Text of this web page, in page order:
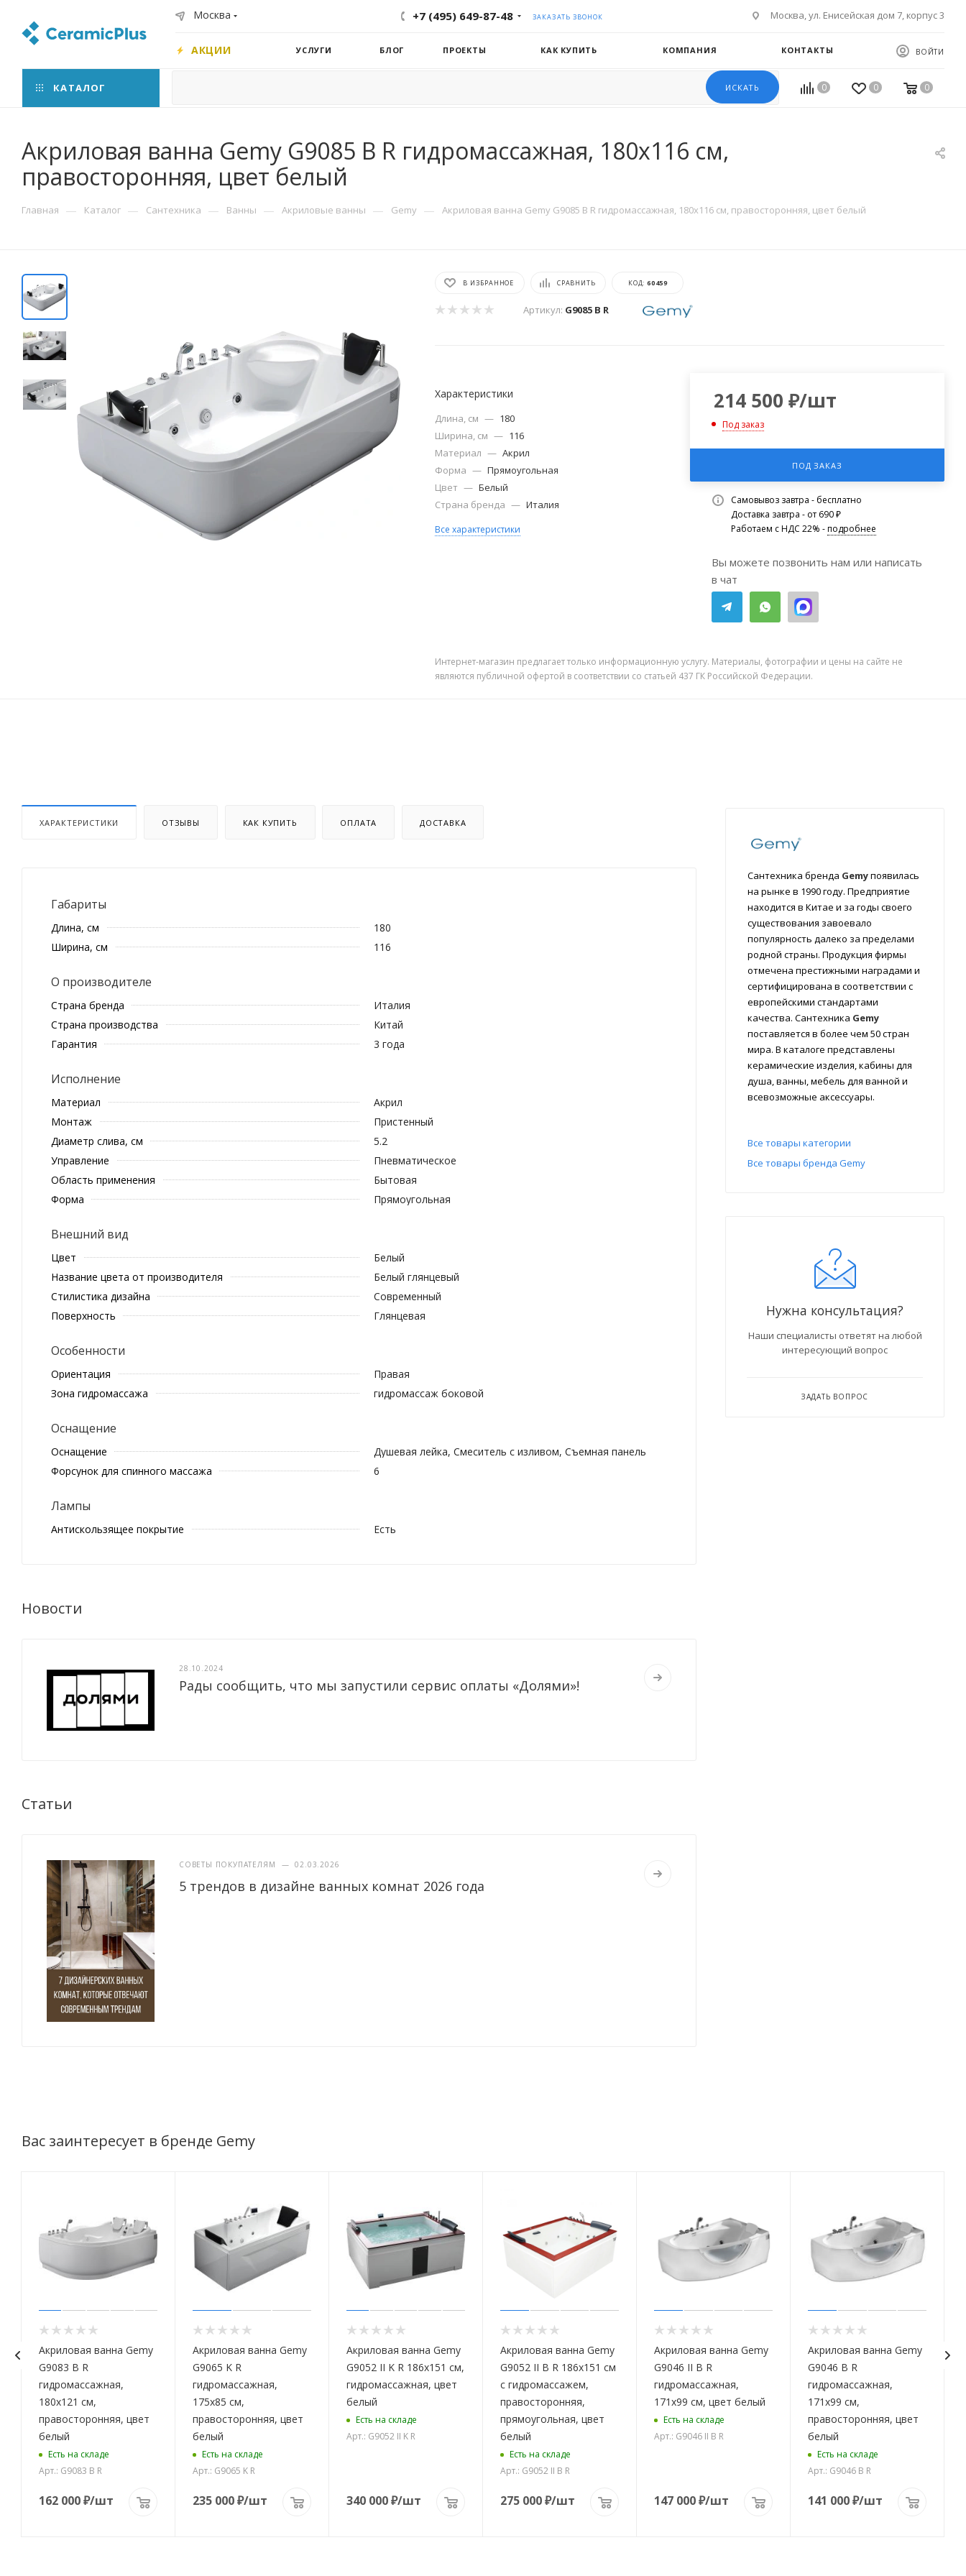
Москва +7 (495) 649-87-48 ЗАКАЗАТЬ ЗВОНОК Москва, ул. Енисейская дом 7, корпус 3
АКЦИИ УСЛУГИ БЛОГ ПРОЕКТЫ КАК КУПИТЬ КОМПАНИЯ КОНТАКТЫ ВОЙТИ
КАТАЛОГ ИСКАТЬ 0 0 0
Акриловая ванна Gemy G9085 B R гидромассажная, 180х116 см,
правосторонняя, цвет белый
Главная — Каталог — Сантехника — Ванны — Акриловые ванны — Gemy — Акриловая ванна Gemy G9085 B R гидромассажная, 180х116 см, правосторонняя, цвет белый
В ИЗБРАННОЕ СРАВНИТЬ КОД: 60459
Артикул: G9085 B R
Характеристики
Длина, см — 180
Ширина, см — 116
Материал — Акрил
Форма — Прямоугольная
Цвет — Белый
Страна бренда — Италия
Все характеристики
214 500 ₽/шт
Под заказ
ПОД ЗАКАЗ
Самовывоз завтра - бесплатно
Доставка завтра - от 690 ₽
Работаем с НДС 22% -подробнее
Вы можете позвонить нам или написать
в чат
Интернет-магазин предлагает только информационную услугу. Материалы, фотографии и цены на сайте не
являются публичной офертой в соответствии со статьей 437 ГК Российской Федерации.
ХАРАКТЕРИСТИКИ ОТЗЫВЫ КАК КУПИТЬ ОПЛАТА ДОСТАВКА
Габариты
Длина, см
180
Ширина, см
116
О производителе
Страна бренда
Италия
Страна производства
Китай
Гарантия
3 года
Исполнение
Материал
Акрил
Монтаж
Пристенный
Диаметр слива, см
5.2
Управление
Пневматическое
Область применения
Бытовая
Форма
Прямоугольная
Внешний вид
Цвет
Белый
Название цвета от производителя
Белый глянцевый
Стилистика дизайна
Современный
Поверхность
Глянцевая
Особенности
Ориентация
Правая
Зона гидромассажа
гидромассаж боковой
Оснащение
Оснащение
Душевая лейка, Смеситель с изливом, Съемная панель
Форсунок для спинного массажа
6
Лампы
Антискользящее покрытие Есть
Новости
28.10.2024
Рады сообщить, что мы запустили сервис оплаты «Долями»!
Статьи
СОВЕТЫ ПОКУПАТЕЛЯМ — 02.03.2026
5 трендов в дизайне ванных комнат 2026 года
Сантехника бренда Gemyпоявилась
на рынке в 1990 году. Предприятие
находится в Китае и за годы своего
существования завоевало
популярность далеко за пределами
родной страны. Продукция фирмы
отмечена престижными наградами и
сертифицирована в соответствии с
европейскими стандартами
качества. Сантехника Gemy
поставляется в более чем 50 стран
мира. В каталоге представлены
керамические изделия, кабины для
душа, ванны, мебель для ванной и
всевозможные аксессуары.
Все товары категории
Все товары бренда Gemy
Нужна консультация?
Наши специалисты ответят на любой
интересующий вопрос
ЗАДАТЬ ВОПРОС
Вас заинтересует в бренде Gemy
Акриловая ванна Gemy
G9083 B R
гидромассажная,
180х121 см,
правосторонняя, цвет
белый
Есть на складе
Арт.: G9083 B R
162 000₽/шт
Акриловая ванна Gemy
G9065 K R
гидромассажная,
175х85 см,
правосторонняя, цвет
белый
Есть на складе
Арт.: G9065 K R
235 000₽/шт
Акриловая ванна Gemy
G9052 II K R 186x151 см,
гидромассажная, цвет
белый
Есть на складе
Арт.: G9052 II K R
340 000₽/шт
Акриловая ванна Gemy
G9052 II B R 186х151 см
с гидромассажем,
правосторонняя,
прямоугольная, цвет
белый
Есть на складе
Арт.: G9052 II B R
275 000₽/шт
Акриловая ванна Gemy
G9046 II B R
гидромассажная,
171х99 см, цвет белый
Есть на складе
Арт.: G9046 II B R
147 000₽/шт
Акриловая ванна Gemy
G9046 B R
гидромассажная,
171х99 см,
правосторонняя, цвет
белый
Есть на складе
Арт.: G9046 B R
141 000₽/шт